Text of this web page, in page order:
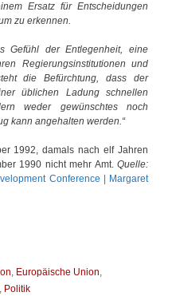
Ersatz für Entscheidungen
zu erkennen.
Gefühl der Entlegenheit, eine
Regierungsinstitutionen und
die Befürchtung, dass der
üblichen Ladung schnellen
weder gewünschtes noch
kann angehalten werden.“
1992, damals nach elf Jahren
1990 nicht mehr Amt. Quelle:
Conference | Margaret
, Europäische Union,
, Politik